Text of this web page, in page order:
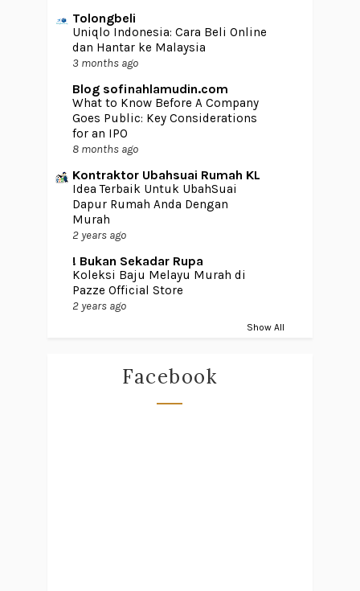
Tolongbeli
Uniqlo Indonesia: Cara Beli Online
dan Hantar ke Malaysia
3 months ago
Blog sofinahlamudin.com
What to Know Before A Company
Goes Public: Key Considerations
for an IPO
8 months ago
Kontraktor Ubahsuai Rumah KL
Idea Terbaik Untuk UbahSuai
Dapur Rumah Anda Dengan
Murah
2 years ago
! Bukan Sekadar Rupa
Koleksi Baju Melayu Murah di
Pazze Official Store
2 years ago
Show All
Facebook